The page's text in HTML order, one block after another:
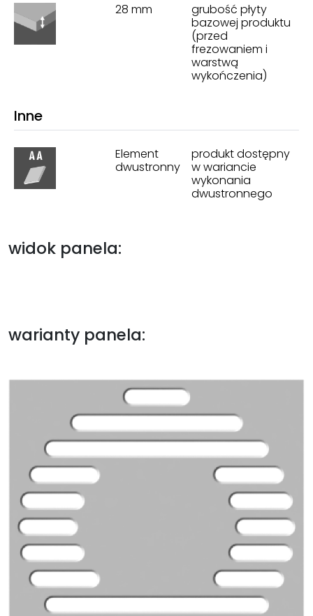
28 mm
grubość płyty
bazowej produktu
(przed
frezowaniem i
warstwą
wykończenia)
Inne
Element
dwustronny
produkt dostępny
w wariancie
wykonania
dwustronnego
widok panela:
warianty panela: